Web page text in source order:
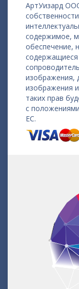
АртУизард
содержимое,
обеспечение,
изображения,
изображения
таких прав
с
ЕС.